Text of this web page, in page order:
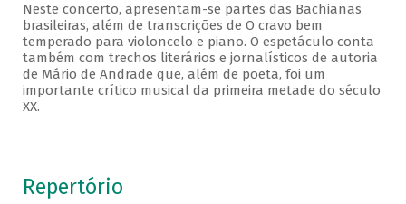
Neste concerto, apresentam-se partes das Bachianas
brasileiras, além de transcrições de O cravo bem
temperado para violoncelo e piano. O espetáculo conta
também com trechos literários e jornalísticos de autoria
de Mário de Andrade que, além de poeta, foi um
importante crítico musical da primeira metade do século
XX.
Repertório